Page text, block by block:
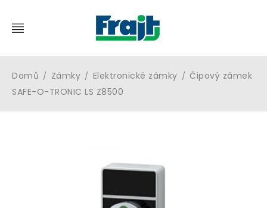
Domů / Zámky / Elektronické zámky / Čipový zámek
SAFE-O-TRONIC LS Z8500